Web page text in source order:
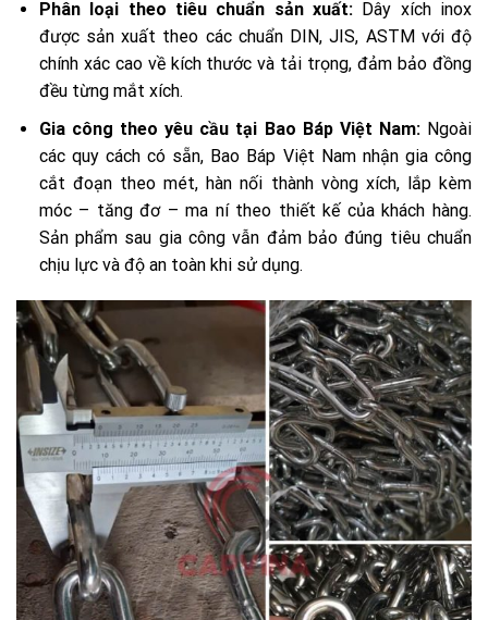
Phân loại theo tiêu chuẩn sản xuất:Dây xích inox
được sản xuất theo các chuẩn DIN, JIS, ASTM với độ
chính xác cao về kích thước và tải trọng, đảm bảo đồng
đều từng mắt xích.
Gia công theo yêu cầu tại Bao Báp Việt Nam: Ngoài
các quy cách có sẵn, Bao Báp Việt Nam nhận gia công
cắt đoạn theo mét, hàn nối thành vòng xích, lắp kèm
móc – tăng đơ – ma ní theo thiết kế của khách hàng.
Sản phẩm sau gia công vẫn đảm bảo đúng tiêu chuẩn
chịu lực và độ an toàn khi sử dụng.